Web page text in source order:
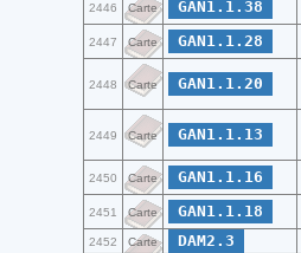
2446 Carte GAN1.1.38
2447 Carte GAN1.1.28
2448 Carte GAN1.1.20
2449 Carte GAN1.1.13
2450 Carte GAN1.1.16
2451 Carte GAN1.1.18
2452 Carte DAM2.3